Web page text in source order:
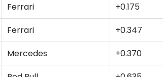
Ferrari
+0.175
Ferrari
+0.347
Mercedes
+0.370